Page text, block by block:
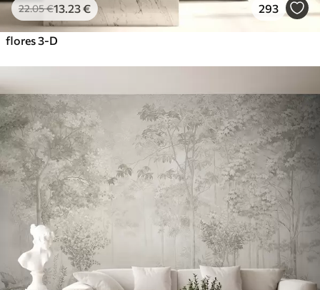
22.05€13 .23€ 293
flores 3-D